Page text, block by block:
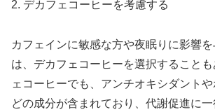
2. デカフェコーヒーを考慮する
カフェインに敏感な方や夜眠りに影響
は、デカフェコーヒーを選択すること
ェコーヒーでも、アンチオキシダント
どの成分が含まれており、代謝促進に一